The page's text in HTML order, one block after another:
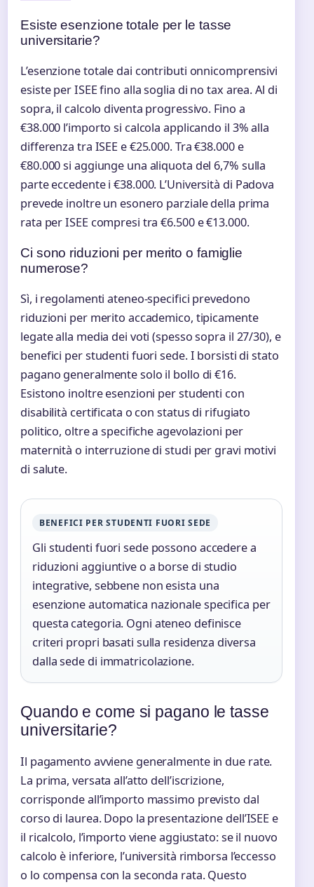
Esiste esenzione totale per le tasse
universitarie?
L’esenzione totale dai contributi onnicomprensivi
esiste per ISEE fino alla soglia di no tax area. Al di
sopra, il calcolo diventa progressivo. Fino a
€38.000 l’importo si calcola applicando il 3% alla
differenza tra ISEE e €25.000. Tra €38.000 e
€80.000 si aggiunge una aliquota del 6,7% sulla
parte eccedente i €38.000. L’Università di Padova
prevede inoltre un esonero parziale della prima
rata per ISEE compresi tra €6.500 e €13.000.
Ci sono riduzioni per merito o famiglie
numerose?
Sì, i regolamenti ateneo-specifici prevedono
riduzioni per merito accademico, tipicamente
legate alla media dei voti (spesso sopra il 27/30), e
benefici per studenti fuori sede. I borsisti di stato
pagano generalmente solo il bollo di €16.
Esistono inoltre esenzioni per studenti con
disabilità certificata o con status di rifugiato
politico, oltre a specifiche agevolazioni per
maternità o interruzione di studi per gravi motivi
di salute.
BENEFICI PER STUDENTI FUORI SEDE
Gli studenti fuori sede possono accedere a
riduzioni aggiuntive o a borse di studio
integrative, sebbene non esista una
esenzione automatica nazionale specifica per
questa categoria. Ogni ateneo definisce
criteri propri basati sulla residenza diversa
dalla sede di immatricolazione.
Quando e come si pagano le tasse
universitarie?
Il pagamento avviene generalmente in due rate.
La prima, versata all’atto dell’iscrizione,
corrisponde all’importo massimo previsto dal
corso di laurea. Dopo la presentazione dell’ISEE e
il ricalcolo, l’importo viene aggiustato: se il nuovo
calcolo è inferiore, l’università rimborsa l’eccesso
o lo compensa con la seconda rata. Questo